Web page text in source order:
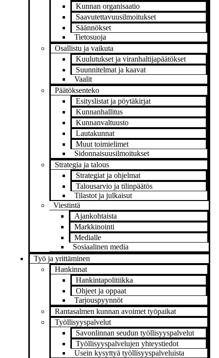
Kunnan organisaatio
Saavutettavuusilmoitukset
Säännökset
Tietosuoja
Osallistu ja vaikuta
Kuulutukset ja viranhaltijapäätökset
Suunnitelmat ja kaavat
Vaalit
Päätöksenteko
Esityslistat ja pöytäkirjat
Kunnanhallitus
Kunnanvaltuusto
Lautakunnat
Muut toimielimet
Sidonnaisuusilmoitukset
Strategia ja talous
Strategiat ja ohjelmat
Talousarvio ja tilinpäätös
Tilastot ja julkaisut
Viestintä
Ajankohtaista
Markkinointi
Medialle
Sosiaalinen media
Työ ja yrittäminen
Hankinnat
Hankintapolitiikka
Ohjeet ja oppaat
Tarjouspyynnöt
Rantasalmen kunnan avoimet työpaikat
Työllisyyspalvelut
Savonlinnan seudun työllisyyspalvelut
Työllisyyspalvelujen yhteystiedot
Usein kysyttyä työllisyyspalveluista